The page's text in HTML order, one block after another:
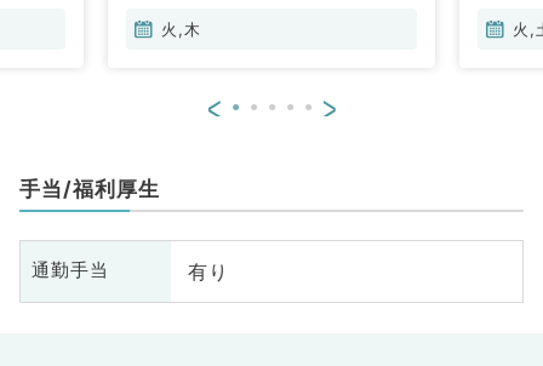
火,木 火,
< >
手当/福利厚生
通勤手当 有り